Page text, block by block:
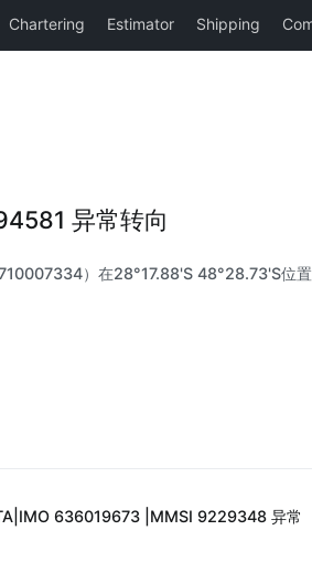
异常转向
）在28°17.88'S 48°28.73'S位置
636019673 |MMSI 9229348 异常